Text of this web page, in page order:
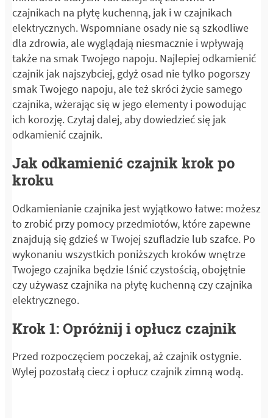
czajnikach na płytę kuchenną, jak i w czajnikach
elektrycznych. Wspomniane osady nie są szkodliwe
dla zdrowia, ale wyglądają niesmacznie i wpływają
także na smak Twojego napoju. Najlepiej odkamienić
czajnik jak najszybciej, gdyż osad nie tylko pogorszy
smak Twojego napoju, ale też skróci życie samego
czajnika, wżerając się w jego elementy i powodując
ich korozję. Czytaj dalej, aby dowiedzieć się jak
odkamienić czajnik.
Jak odkamienić czajnik krok po
kroku
Odkamienianie czajnika jest wyjątkowo łatwe: możesz
to zrobić przy pomocy przedmiotów, które zapewne
znajdują się gdzieś w Twojej szufladzie lub szafce. Po
wykonaniu wszystkich poniższych kroków wnętrze
Twojego czajnika będzie lśnić czystością, obojętnie
czy używasz czajnika na płytę kuchenną czy czajnika
elektrycznego.
Krok 1: Opróżnij i opłucz czajnik
Przed rozpoczęciem poczekaj, aż czajnik ostygnie.
Wylej pozostałą ciecz i opłucz czajnik zimną wodą.